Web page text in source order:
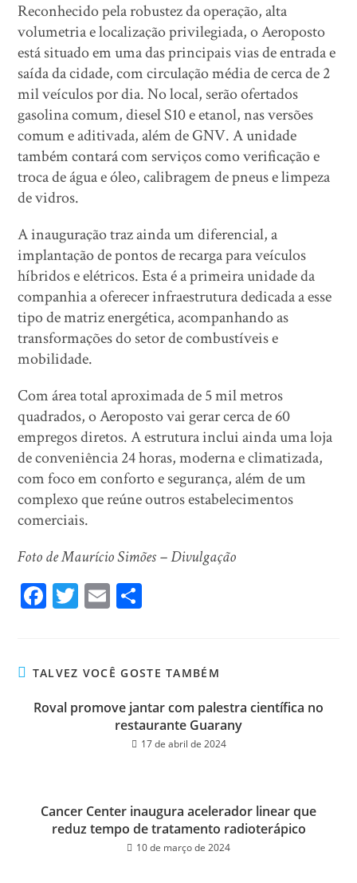
Reconhecido pela robustez da operação, alta
volumetria e localização privilegiada, o Aeroposto
está situado em uma das principais vias de entrada e
saída da cidade, com circulação média de cerca de 2
mil veículos por dia. No local, serão ofertados
gasolina comum, diesel S10 e etanol, nas versões
comum e aditivada, além de GNV. A unidade
também contará com serviços como verificação e
troca de água e óleo, calibragem de pneus e limpeza
de vidros.
A inauguração traz ainda um diferencial, a
implantação de pontos de recarga para veículos
híbridos e elétricos. Esta é a primeira unidade da
companhia a oferecer infraestrutura dedicada a esse
tipo de matriz energética, acompanhando as
transformações do setor de combustíveis e
mobilidade.
Com área total aproximada de 5 mil metros
quadrados, o Aeroposto vai gerar cerca de 60
empregos diretos. A estrutura inclui ainda uma loja
de conveniência 24 horas, moderna e climatizada,
com foco em conforto e segurança, além de um
complexo que reúne outros estabelecimentos
comerciais.
Foto de Maurício Simões – Divulgação
Fa
ok
T
er
E
TALVEZ VOCÊ GOSTE TAMBÉM
Roval promove jantar com palestra científica no
restaurante Guarany
17 de abril de 2024
Cancer Center inaugura acelerador linear que
reduz tempo de tratamento radioterápico
10 de março de 2024